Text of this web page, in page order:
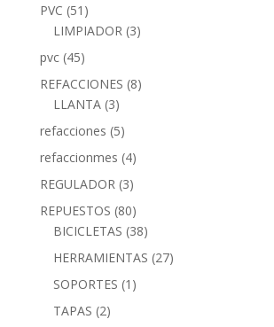
PVC (51)
LIMPIADOR (3)
pvc (45)
REFACCIONES (8)
LLANTA (3)
refacciones (5)
refaccionmes (4)
REGULADOR (3)
REPUESTOS (80)
BICICLETAS (38)
HERRAMIENTAS (27)
SOPORTES (1)
TAPAS (2)